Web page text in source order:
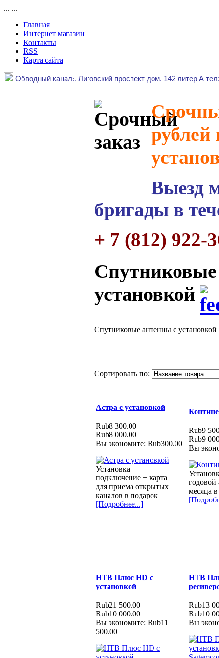
... ...
Главная
Интернет магазин
Контакты
RSS
Карта сайта
Обводный канал:. Лиговский проспект дом. 142 литер А
рублей
Выезд
бригады в
+ 7 (812) 922-
установкой
Спутниковые антенны с установкой
Сортировать по:
Астра с установкой
Rub8 300.00
Rub8 000.00
Вы экономите: Rub300.00
Установка +
подключение + карта
для приема открытых
каналов в подарок
[Подробнее...]
Rub9
Rub9
Вы
годовой
месяца
НТВ Плюс HD с
установкой
Rub21 500.00
Rub10 000.00
Вы экономите: Rub11
500.00
НТВ
Rub13
Rub10
Вы